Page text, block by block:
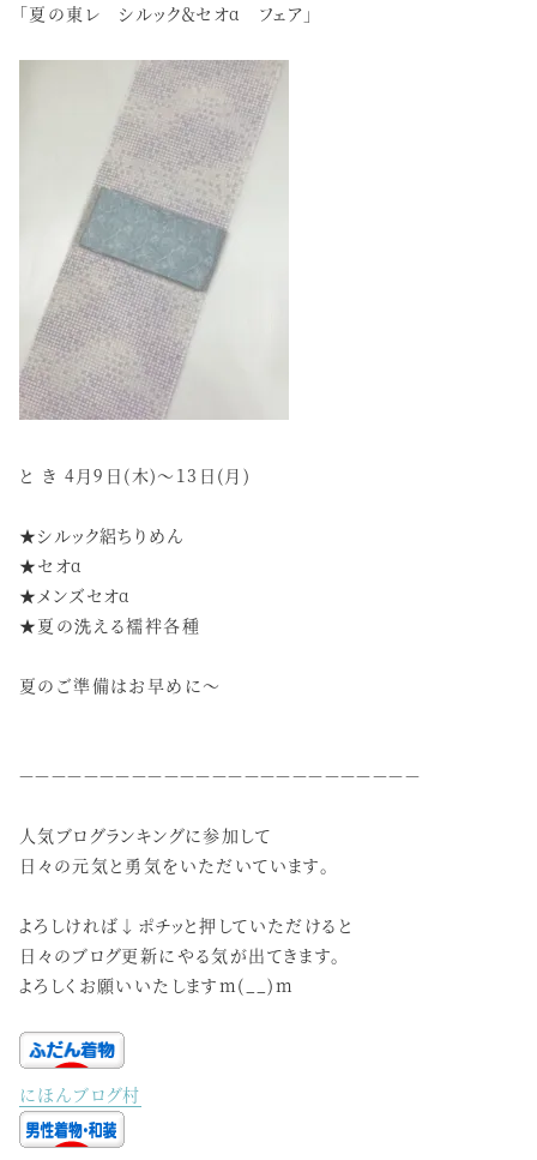
「夏の東レ シルック＆セオα フェア」
と き 4月9日(木)～13日(月)
★シルック絽ちりめん
★セオα
★メンズセオα
★夏の洗える襦袢各種
夏のご準備はお早めに～
－－－－－－－－－－－－－－－－－－－－－－－－－
人気ブログランキングに参加して
日々の元気と勇気をいただいています。
よろしければ↓ポチッと押していただけると
日々のブログ更新にやる気が出てきます。
よろしくお願いいたしますm(__)m
にほんブログ村